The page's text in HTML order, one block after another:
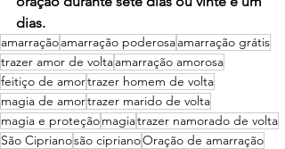
dias.
amarraçãoamarração poderosaamarração grátis
trazer amor de voltaamarração amorosa
feitiço de amortrazer homem de volta
magia de amortrazer marido de volta
magia e proteçãomagiatrazer namorado de volta
São Ciprianosão ciprianoOração de amarração